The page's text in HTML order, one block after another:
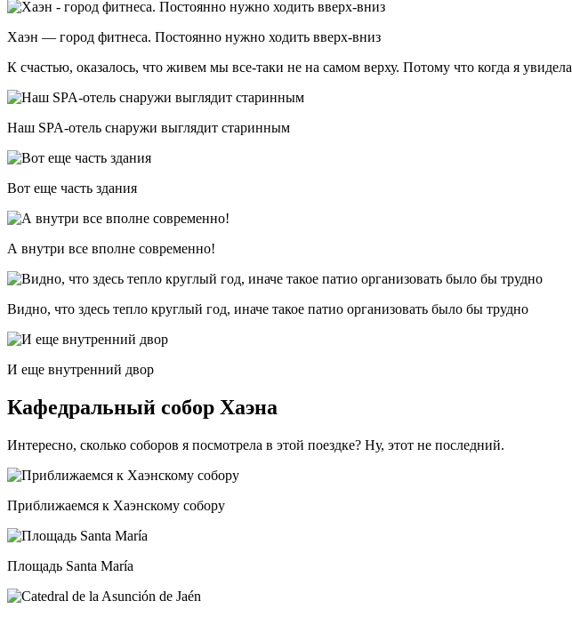
Хаэн — город фитнеса. Постоянно нужно ходить вверх-вниз
К счастью, оказалось, что живем мы все-таки не на самом верху. Потому что когда я увидела
Наш SPA-отель снаружи выглядит старинным
Вот еще часть здания
А внутри все вполне современно!
Видно, что здесь тепло круглый год, иначе такое патио организовать было бы трудно
И еще внутренний двор
Кафедральный собор Хаэна
Интересно, сколько соборов я посмотрела в этой поездке? Ну, этот не последний.
Приближаемся к Хаэнскому собору
Площадь Santa María